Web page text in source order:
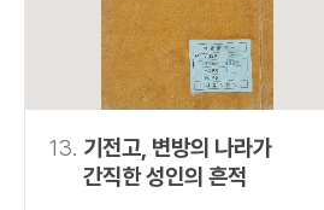
13. 기전고, 변방의 나라가
간직한 성인의 흔적